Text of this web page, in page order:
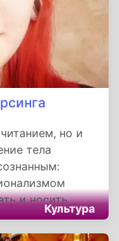
но и
тела
и носить
пирсинг
культуры, а
Культура